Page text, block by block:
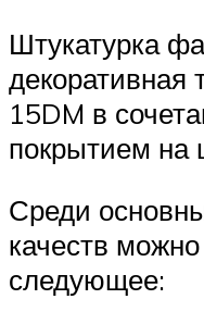
Штукатурка
декоративная
15DM в
покрытием на
Среди
качеств
следующее: